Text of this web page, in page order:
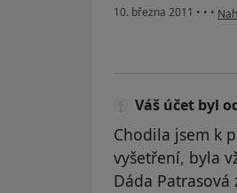
10. března 2011 • • •
Váš účet byl
Chodila jsem k
vyšetření, byla
Dáda Patrasová